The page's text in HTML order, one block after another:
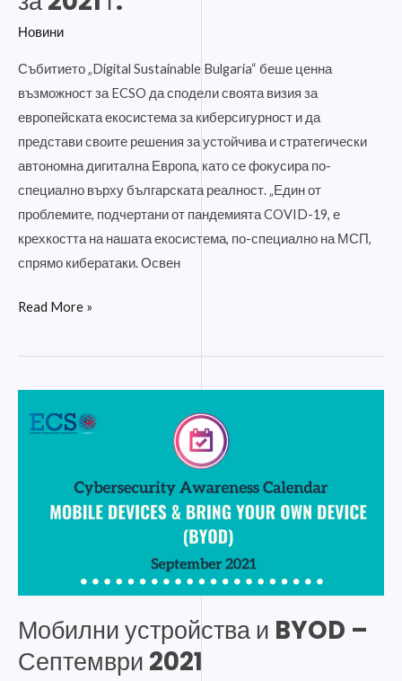
Новини
Събитието „Digital Sustainable Bulgaria“ беше ценна
възможност за ECSO да сподели своята визия за
европейската екосистема за киберсигурност и да
представи своите решения за устойчива и стратегически
автономна дигитална Европа, като се фокусира по-
специално върху българската реалност. „Един от
проблемите, подчертани от пандемията COVID-19, е
крехкостта на нашата екосистема, по-специално на МСП,
спрямо кибератаки. Освен
приоритети
за
киберсигурност
за
2021
г.
Read More »
Мобилни устройства и BYOD –
Септември 2021
устройства
Септември